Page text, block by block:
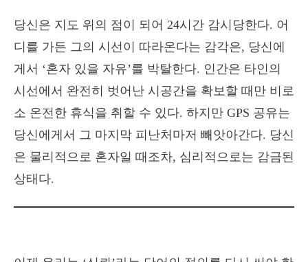
당신은 지도 위의 점이 되어 24시간 감시당한다. 어
디를 가든 그의 시선이 따라온다는 감각은, 당신에
게서 ‘혼자 있을 자유’를 박탈한다. 인간은 타인의
시선에서 완전히 벗어난 시공간을 확보할 때만 비로
소 온전한 휴식을 취할 수 있다. 하지만 GPS 공유는
당신에게서 그 마지막 피난처마저 빼앗아간다. 당신
은 물리적으로 혼자일 때조차, 심리적으로는 감금된
상태다.